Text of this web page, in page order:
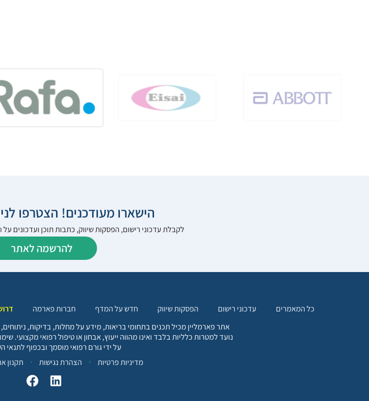
הישארו מעודכנים! הצטרפו
לקבלת עדכוני רישום, הפסקות שיווק, כתבות תוכן ועדכונים
להרשמה לאתר
כל המאמרים עדכוני רישום הפסקות שיווק חדש על המדף חברות פארמה
אתר פארמליין מכיל תכנים בתחומי בריאות, מידע על מחלות, בדיקות,
נועד למטרות כלליות בלבד ואינו מהווה ייעוץ, אבחון או טיפול רפואי מקצועי.
על ידי גורם רפואי מוסמך ובכפוף לתנאי
מדיניות פרטיות
הצהרת נגישות תקנון